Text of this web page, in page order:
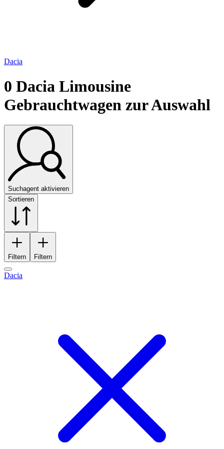
Dacia
0 Dacia Limousine
Gebrauchtwagen zur Auswahl
Suchagent aktivieren
Sortieren
Filtern Filtern
Dacia